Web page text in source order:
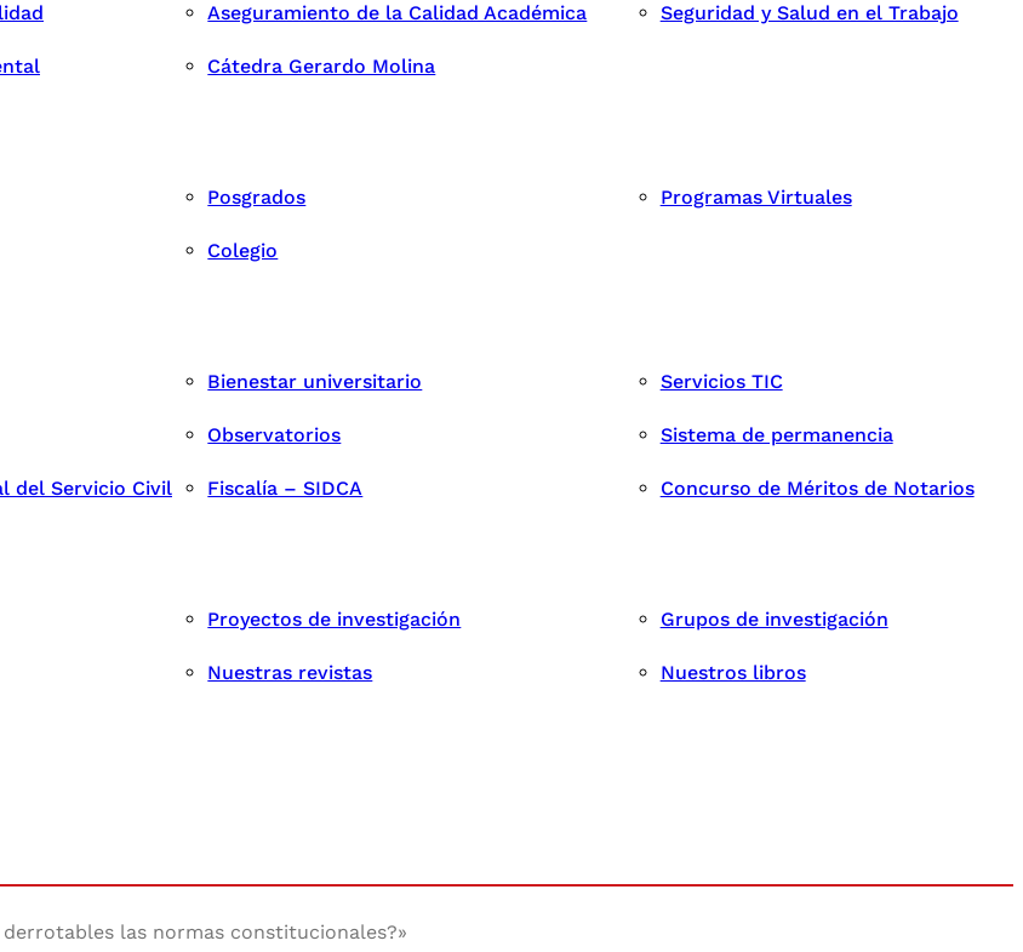
Aseguramiento de la Calidad Académica Seguridad y Salud en el Trabajo
Cátedra Gerardo Molina
Posgrados Programas Virtuales
Colegio
Bienestar universitario Servicios TIC
Observatorios Sistema de permanencia
del Servicio Civil Fiscalía – SIDCA Concurso de Méritos de Notarios
Proyectos de investigación Grupos de investigación
Nuestras revistas Nuestros libros
las normas constitucionales?»